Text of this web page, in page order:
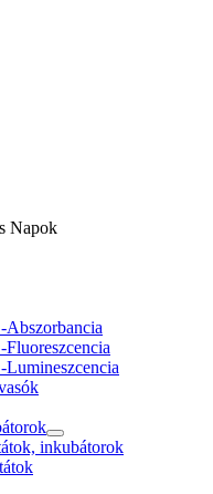
Napok
Abszorbancia
Fluoreszcencia
Lumineszcencia
inkubátorok